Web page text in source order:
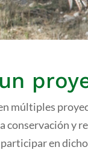
múltiples
conservación y
en